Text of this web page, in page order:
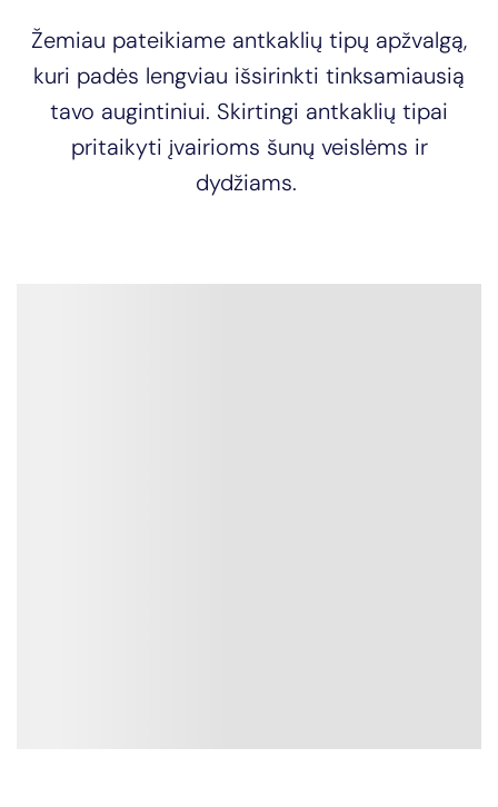
Žemiau pateikiame antkaklių tipų apžvalgą,
kuri padės lengviau išsirinkti tinksamiausią
tavo augintiniui. Skirtingi antkaklių tipai
pritaikyti įvairioms šunų veislėms ir
dydžiams.